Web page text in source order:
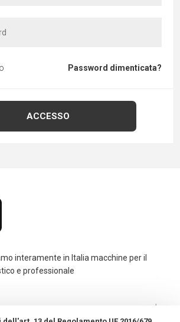
Password dimenticata?
interamente in Italia macchine per il
e professionale